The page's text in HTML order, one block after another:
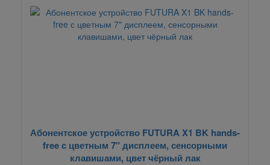
Абонентское устройство FUTURA X1 BK hands-
free с цветным 7" дисплеем, сенсорными
клавишами, цвет чёрный лак